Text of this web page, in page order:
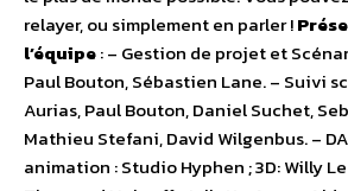
relayer, ou simplement en parler !
l’équipe: – Gestion de projet et
Paul Bouton, Sébastien Lane. – Suivi
Aurias, Paul Bouton, Daniel Suchet,
Mathieu Stefani, David Wilgenbus. –
animation : Studio Hyphen ; 3D: Willy